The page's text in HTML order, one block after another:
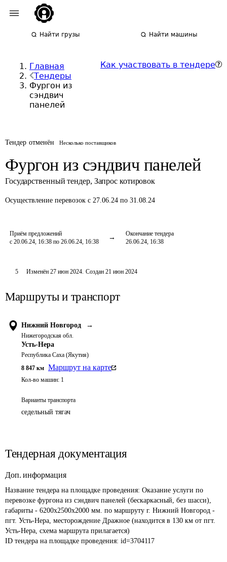
Найти грузы Найти машины
Главная
Тендеры
Фургон из
сэндвич
панелей
Как участвовать в тендере
Тендер отменён Несколько поставщиков
Фургон из сэндвич панелей
Государственный тендер, Запрос котировок
Осуществление перевозок с 27.06.24 по 31.08.24
Приём предложений
с 20.06.24, 16:38 по 26.06.24, 16:38
Окончание тендера
26.06.24, 16:38
5 Изменён 27 июн 2024. Создан 21 июн 2024
Маршруты и транспорт
Нижний Новгород →
Нижегородская обл.
Усть-Нера
Республика Саха (Якутия)
8 847 км Маршрут на карте
Кол-во машин: 1
Варианты транспорта
седельный тягач
Тендерная документация
Доп. информация
Название тендера на площадке проведения: Оказание услуги по
перевозке фургона из сэндвич панелей (бескаркасный, без шасси),
габариты - 6200х2500х2000 мм. по маршруту г. Нижний Новгород -
пгт. Усть-Нера, месторождение Дражное (находится в 130 км от пгт.
Усть-Нера, схема маршрута прилагается)
ID тендера на площадке проведения: id=3704117